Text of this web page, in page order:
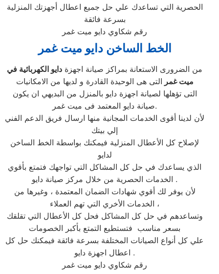
الحصرية التي تساعدك علي حل جميع اعطال أجهزتك المنزلية
بسرعة فائقة
رقم شكاوي دايو ميت غمر
الخط الساخن دايو ميت غمر
من الضرورى الاستعانة بمراكز صيانة اجهزة دايو الكهربائية في
ميت غمر التى هى الوحيدة القادرة و لديها من الامكانيات
التى تؤهلها لصيانة اجهزة دايو بالمنزل من البديهي ان يكون
صيانة دايو المعتمد فى ميت غمر.
لأن لدينا أقوى الخدمات المجانية منها ارسال فريق الدعم الفني
إلي بيتك
لإصلاح كل الأعطال المنزلية فيمكنك بواسطة الخط الساخن
لدايو
الذي يساعدك في حل كل المشاكل التي تواجهك فتمتع بأقوي
الخدمات الحصرية من خلال مركز صيانة دايو .
لأن يوفر لك أقوي شهادات الضمان المعتمدة ، وغيرها من
الخدمات الأخري التي تهم العملاء ،
وتساعدهم في حل كل المشاكل فحل كل الأعطال التي تقلقك
بسعر مناسب فتستطيع التمتع بأكبر الخصومات
علي كل أنواع الصيانات المختلفة بسرعة فائقة فيمكنك حل كل
اعطال اجهزة دايو .
رقم شكاوي دايو ميت غمر